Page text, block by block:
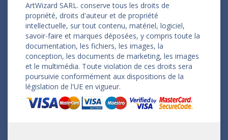
ArtWizard SARL. conserve tous les droits de
propriété, droits d'auteur et de propriété
intellectuelle, sur tout contenu, matériel, logiciel,
savoir-faire et marques déposées, y compris toute la
documentation, les fichiers, les images, la
conception, les documents de marketing, les images
et le multimédia. Toute violation de ces droits sera
poursuivie conformément aux dispositions de la
législation de l'UE en vigueur.